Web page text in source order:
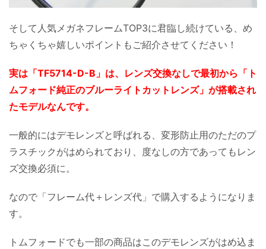
そして人気メガネフレームTOP3に君臨し続けている、め
ちゃくちゃ嬉しいポイントもご紹介させてください！
実は「TF5714-D-B」は、レンズ交換なしで最初から「ト
ムフォード純正のブルーライトカットレンズ」が搭載され
たモデルなんです。
一般的にはデモレンズと呼ばれる、変形防止用のただのプ
ラスチックがはめられており、度なしの方であってもレン
ズ交換必須に。
なので「フレーム代＋レンズ代」で購入するようになりま
す。
トムフォードでも一部の商品はこのデモレンズがはめ込ま